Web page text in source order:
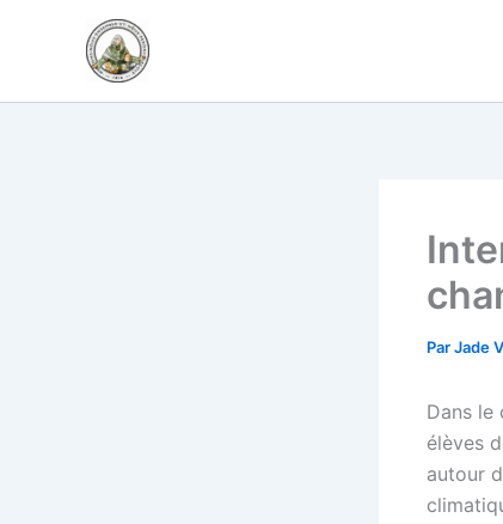
ParJade
Dans le
élèves
autour